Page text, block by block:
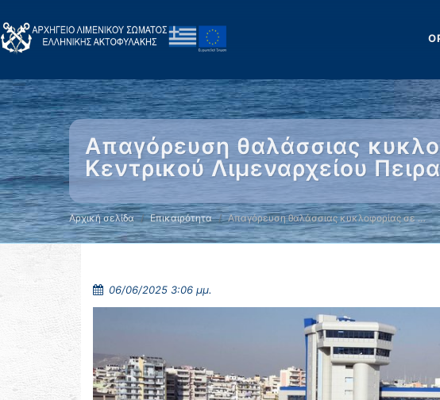
Απαγόρευση θαλάσσιας
Κεντρικού Λιμεναρχείου
Αρχική σελίδα Επικαιρότητα Απαγόρευση θαλάσσιας κυκλοφορίας σε …
06/06/2025 3:06 μμ.